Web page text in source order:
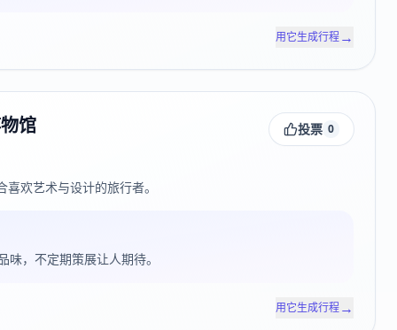
用它生成行程→
馆 投票 0
欢艺术与设计的旅行者。
，不定期策展让人期待。
用它生成行程→